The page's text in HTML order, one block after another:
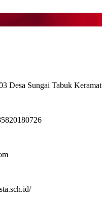
Desa Sungai Tabuk Keramat